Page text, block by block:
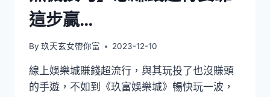
這步贏…
By 玖天玄女帶你富 2023-12-10
線上娛樂城賺錢超流行，與其玩投了也沒賺頭
的手遊，不如到《玖富娛樂城》暢快玩一波，